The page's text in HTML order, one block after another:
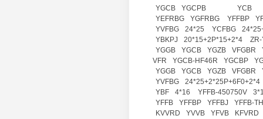
YGCB YGCPB
YCB
YEFRBG
YGFRBG YFFBP
YVFBG
24*25 YCFBG
YBKPJ
20*15+2P*15+2*4
YGGB
YGCB YGZB VFGBR
VFR
YGCB-HF46R YGCBP
YGGB
YGCB YGZB VFGBR
YVFBG
24*25+2*25P+6F0+2*4
YBF
4*16 YFFB-450750V
YFFB
YFFBP YFFBJ
YFFB-TH
KVVRD
YVVB YFVB
KFVRD